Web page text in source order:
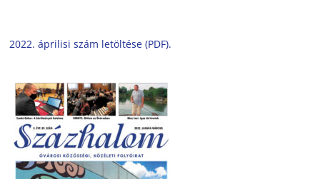
2022. áprilisi szám letöltése (PDF).